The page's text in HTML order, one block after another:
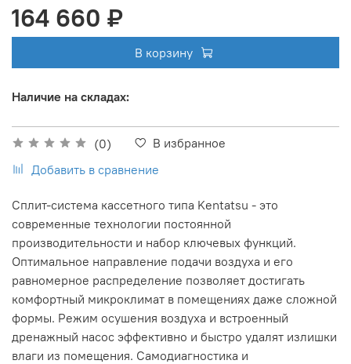
(0)
В избранное
Добавить в сравнение
164 660 ₽
В корзину
Наличие на складах:
Сплит-система кассетного типа Kentatsu - это
современные технологии постоянной
производительности и набор ключевых функций.
Оптимальное направление подачи воздуха и его
равномерное распределение позволяет достигать
комфортный микроклимат в помещениях даже сложной
формы. Режим осушения воздуха и встроенный
дренажный насос эффективно и быстро удалят излишки
влаги из помещения. Самодиагностика и